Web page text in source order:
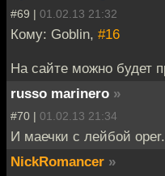
#69 | 01.02.13 21:32
Кому: Goblin, #16
На сайте можно будет
russo marinero »
#70 | 01.02.13 21:34
И маечки с лейбой
NickRomancer »